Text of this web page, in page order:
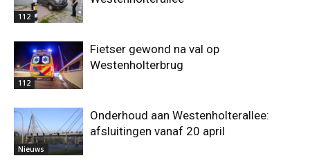
112
112
Fietser gewond na val op
Westenholterbrug
Nieuws
Onderhoud aan Westenholterallee:
afsluitingen vanaf 20 april